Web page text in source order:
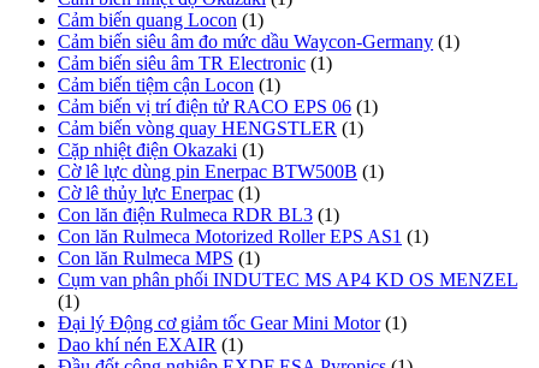
Cảm biến quang Locon (1)
Cảm biến siêu âm đo mức dầu Waycon-Germany (1)
Cảm biến siêu âm TR Electronic (1)
Cảm biến tiệm cận Locon (1)
Cảm biến vị trí điện tử RACO EPS 06 (1)
Cảm biến vòng quay HENGSTLER (1)
Cặp nhiệt điện Okazaki (1)
Cờ lê lực dùng pin Enerpac BTW500B (1)
Cờ lê thủy lực Enerpac (1)
Con lăn điện Rulmeca RDR BL3 (1)
Con lăn Rulmeca Motorized Roller EPS AS1 (1)
Con lăn Rulmeca MPS (1)
Cụm van phân phối INDUTEC MS AP4 KD OS MENZEL
(1)
Đại lý Động cơ giảm tốc Gear Mini Motor (1)
Dao khí nén EXAIR (1)